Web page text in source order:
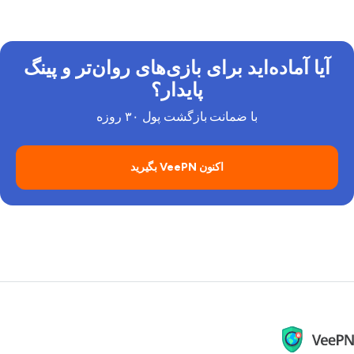
آیا آماده‌اید برای بازی‌های روان‌تر و پینگ
پایدار؟
با ضمانت بازگشت پول ۳۰ روزه
اکنون VeePN بگیرید